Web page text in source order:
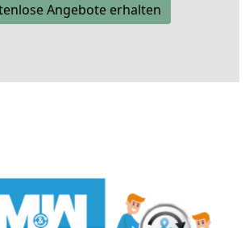
Angebote erhalten